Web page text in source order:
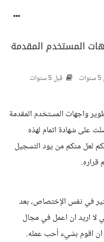
المستخدم المقدمة
قبل 5 سنوات
واجهات المستخدم المقدمة
على شهادة اتمام لهذه
لعل منكم من يود التسجيل
في نفس الإختصاص، بعد
اريد ان اعمل في مجال
ان اقوم بشيء أحب عمله.